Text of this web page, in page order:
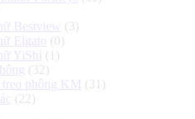
Bestview (3)
Elgato (0)
YiShi
(1)
(32)
treo phông KM (31)
(22)